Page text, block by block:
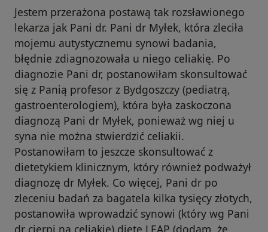
Jestem przerażona postawą tak rozsławionego
lekarza jak Pani dr. Pani dr Myłek, która zleciła
mojemu autystycznemu synowi badania,
błędnie zdiagnozowała u niego celiakię. Po
diagnozie Pani dr, postanowiłam skonsultować
się z Panią profesor z Bydgoszczy (pediatrą,
gastroenterologiem), która była zaskoczona
diagnozą Pani dr Myłek, ponieważ wg niej u
syna nie można stwierdzić celiakii.
Postanowiłam to jeszcze skonsultować z
dietetykiem klinicznym, który również podważył
diagnozę dr Myłek. Co więcej, Pani dr po
zleceniu badań za bagatela kilka tysięcy złotych,
postanowiła wprowadzić synowi (który wg Pani
dr cierpi na celiakię) dietę LEAP (dodam, że